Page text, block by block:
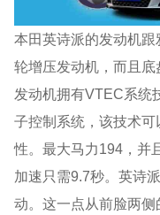
本田英诗派的发动机
轮增压发动机，而且
发动机拥有VTEC系统
子控制系统，该技术
性。最大马力194，并
加速只需9.7秒。英诗
动。这一点从前脸两